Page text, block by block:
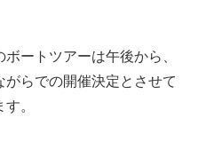
ートツアーは午後から、
らでの開催決定とさせて
。